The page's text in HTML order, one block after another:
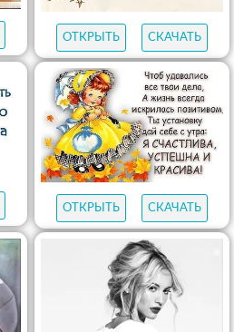
ОТКРЫТЬ СКАЧАТЬ
ОТКРЫТЬ СКАЧАТЬ